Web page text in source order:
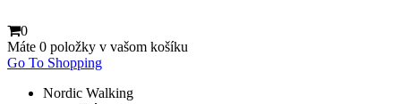
0
Máte 0 položky v vašom košíku
Go To Shopping
Nordic Walking